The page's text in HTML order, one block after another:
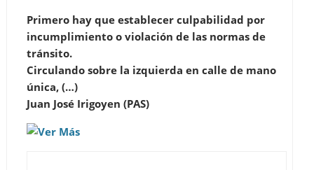
Primero hay que establecer culpabilidad por
incumplimiento o violación de las normas de
tránsito.
Circulando sobre la izquierda en calle de mano
única, (…)
Juan José Irigoyen (PAS)